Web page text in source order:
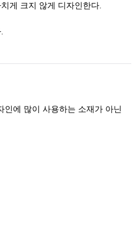
게 크지 않게 디자인한다.
인에 많이 사용하는 소재가 아닌